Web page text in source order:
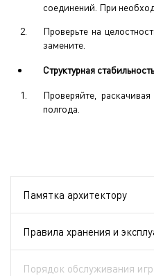
соединений. При
Проверьте на
замените.
Структурная
Проверяйте,
полгода.
Памятка архитектору
Правила хранения и
Порядок обслуживания